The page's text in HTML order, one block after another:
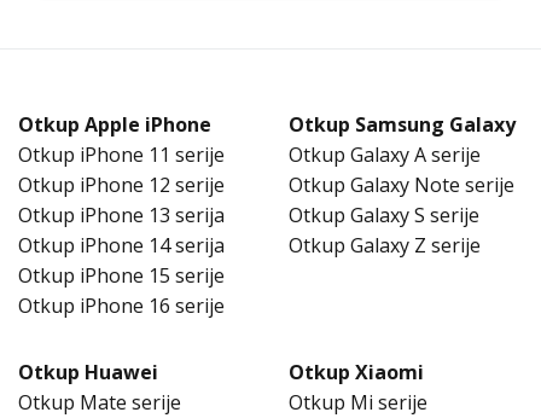
Otkup Apple iPhone
Otkup iPhone 11 serije
Otkup iPhone 12 serije
Otkup iPhone 13 serija
Otkup iPhone 14 serija
Otkup iPhone 15 serije
Otkup iPhone 16 serije
Otkup Samsung Galaxy
Otkup Galaxy A serije
Otkup Galaxy Note serije
Otkup Galaxy S serije
Otkup Galaxy Z serije
Otkup Huawei
Otkup Mate serije
Otkup Xiaomi
Otkup Mi serije